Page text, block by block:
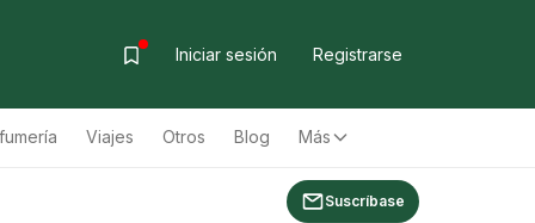
Iniciar sesión Registrarse
Viajes Otros Blog Más
Suscríbase